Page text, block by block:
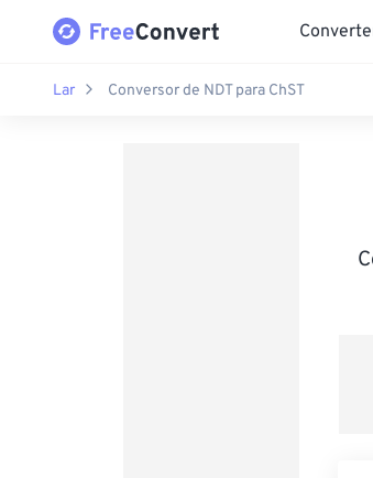
Lar Conversor de NDT para ChST